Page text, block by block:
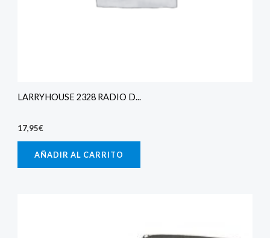
LARRYHOUSE 2328 RADIO D...
17,95€
AÑADIR AL CARRITO